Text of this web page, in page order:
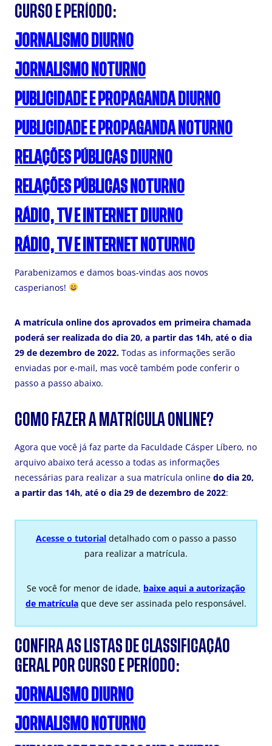
CURSO E PERÍODO:
JORNALISMO DIURNO
JORNALISMO NOTURNO
PUBLICIDADE E PROPAGANDA DIURNO
PUBLICIDADE E PROPAGANDA NOTURNO
RELAÇÕES PÚBLICAS DIURNO
RELAÇÕES PÚBLICAS NOTURNO
RÁDIO, TV E INTERNET DIURNO
RÁDIO, TV E INTERNET NOTURNO
Parabenizamos e damos boas-vindas aos novos
casperianos!
A matrícula online dos aprovados em primeira chamada
poderá ser realizada do dia 20, a partir das 14h, até o dia
29 de dezembro de 2022. Todas as informações serão
enviadas por e-mail, mas você também pode conferir o
passo a passo abaixo.
COMO FAZER A MATRÍCULA ONLINE?
Agora que você já faz parte da Faculdade Cásper Líbero, no
arquivo abaixo terá acesso a todas as informações
necessárias para realizar a sua matrícula online do dia 20,
a partir das 14h, até o dia 29 de dezembro de 2022:
Acesse o tutorial detalhado com o passo a passo
para realizar a matrícula.
Se você for menor de idade, baixe aqui a autorização
de matrícula que deve ser assinada pelo responsável.
CONFIRA AS LISTAS DE CLASSIFICAÇÃO
GERAL POR CURSO E PERÍODO:
JORNALISMO DIURNO
JORNALISMO NOTURNO